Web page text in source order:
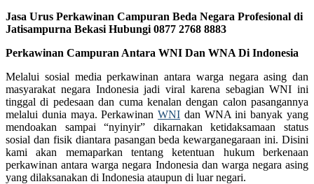
Jasa Urus Perkawinan Campuran Beda Negara Profesional di
Jatisampurna Bekasi Hubungi 0877 2768 8883
Perkawinan Campuran Antara WNI Dan WNA Di Indonesia
Melalui sosial media perkawinan antara warga negara asing dan
masyarakat negara Indonesia jadi viral karena sebagian WNI ini
tinggal di pedesaan dan cuma kenalan dengan calon pasangannya
melalui dunia maya. PerkawinanWNI dan WNA ini banyak yang
mendoakan sampai “nyinyir” dikarnakan ketidaksamaan status
sosial dan fisik diantara pasangan beda kewarganegaraan ini. Disini
kami akan memaparkan tentang ketentuan hukum berkenaan
perkawinan antara warga negara Indonesia dan warga negara asing
yang dilaksanakan di Indonesia ataupun di luar negari.